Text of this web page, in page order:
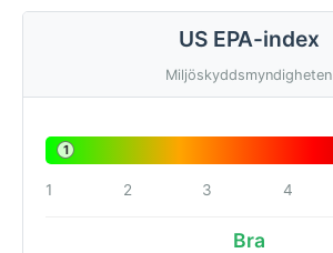
US EPA-index
Miljöskyddsmyndigheten
1
1 2 3 4
Bra